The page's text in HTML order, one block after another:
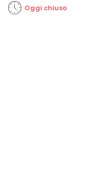
Oggi chiuso